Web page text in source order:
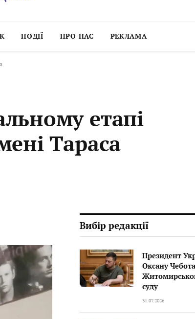
ПОДІЇ ПРО НАС РЕКЛАМА
етапі
Тараса
Вибір редакції
Президент
Оксану
суду
31.07.2026